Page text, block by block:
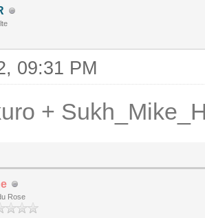
09:31 PM
+
Rose